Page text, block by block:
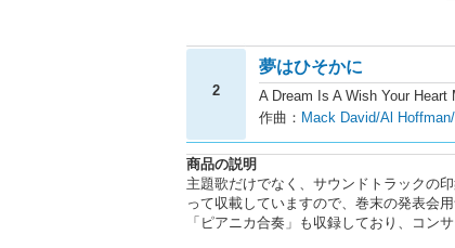
2
夢はひそかに
A Dream Is A Wish Your Heart
作曲： Mack David/Al
商品の説明
主題歌だけでなく、サウンドトラックの
って収載していますので、巻末の発表会
「ピアニカ合奏」も収録しており、コン